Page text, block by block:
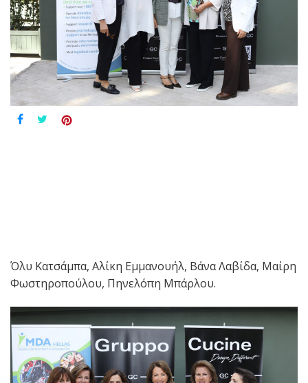
Όλυ Κατσάμπα, Αλίκη Εμμανουήλ, Βάνα Λαβίδα, Μαίρη
Φωστηροπούλου, Πηνελόπη Μπάρλου.